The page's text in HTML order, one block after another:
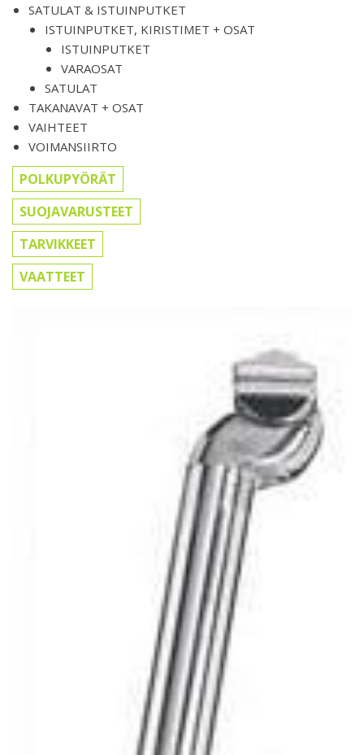
SATULAT & ISTUINPUTKET
ISTUINPUTKET, KIRISTIMET + OSAT
ISTUINPUTKET
VARAOSAT
SATULAT
TAKANAVAT + OSAT
VAIHTEET
VOIMANSIIRTO
POLKUPYÖRÄT
SUOJAVARUSTEET
TARVIKKEET
VAATTEET